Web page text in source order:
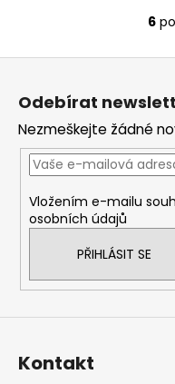
6
Odebírat
Nezmeškejte žádné
Vložením e-mailu
osobních údajů
PŘIHLÁSIT SE
Kontakt